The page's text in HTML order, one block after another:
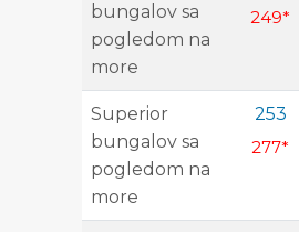
bungalov sa
pogledom na
more
249*
Superior
bungalov sa
pogledom na
more
253
277*